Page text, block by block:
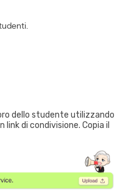
dello studente utilizzando
link di condivisione. Copia il